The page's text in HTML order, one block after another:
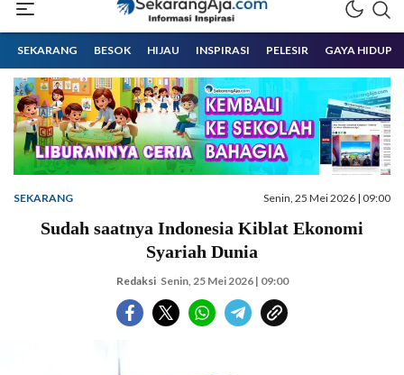
Sekarangaja
Informasi Inspirasi Malang Raya
SEKARANG BESOK HIJAU INSPIRASI PELESIR GAYA HIDUP
SEKARANG Senin, 25 Mei 2026 | 09:00
Sudah saatnya Indonesia Kiblat Ekonomi
Syariah Dunia
Redaksi Senin, 25 Mei 2026 | 09:00